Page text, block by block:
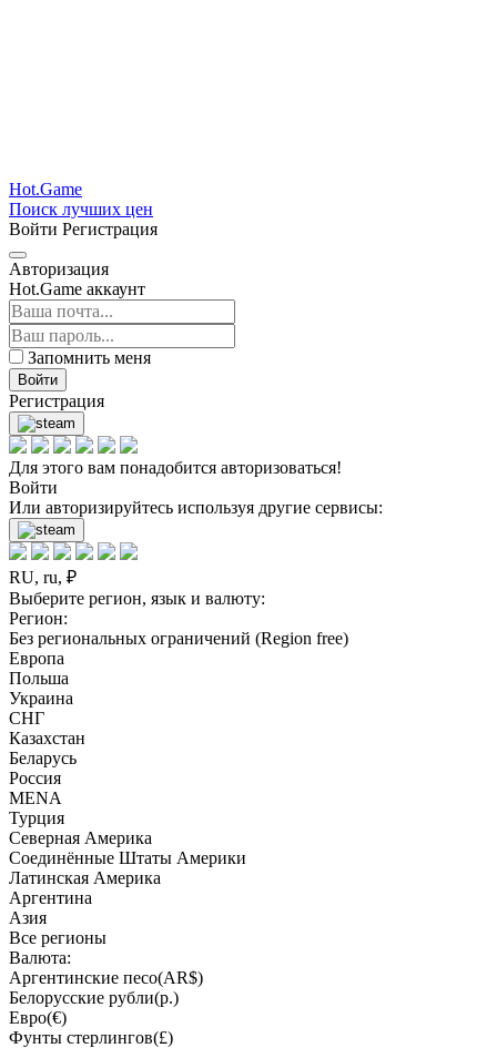
Hot.Game
Поиск лучших цен
Войти Регистрация
Авторизация
Hot.Game аккаунт
Запомнить меня
Войти
Регистрация
Для этого вам понадобится авторизоваться!
Войти
Или авторизируйтесь используя другие сервисы:
RU, ru, ₽
Выберите регион, язык и валюту:
Регион:
Без региональных ограничений (Region free)
Европа
Польша
Украина
СНГ
Казахстан
Беларусь
Россия
MENA
Турция
Северная Америка
Соединённые Штаты Америки
Латинская Америка
Аргентина
Азия
Все регионы
Валюта:
Аргентинские песо(AR$)
Белорусские рубли(р.)
Евро(€)
Фунты стерлингов(£)